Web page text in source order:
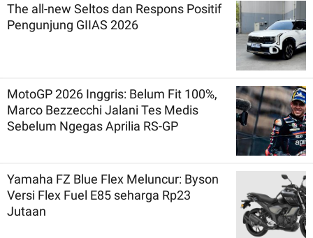
The all-new Seltos dan Respons Positif
Pengunjung GIIAS 2026
MotoGP 2026 Inggris: Belum Fit 100%,
Marco Bezzecchi Jalani Tes Medis
Sebelum Ngegas Aprilia RS-GP
Yamaha FZ Blue Flex Meluncur: Byson
Versi Flex Fuel E85 seharga Rp23
Jutaan